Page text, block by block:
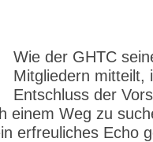
Wie der GHTC
Mitgliedern mitteilt,
Entschluss der
einem Weg zu
erfreuliches Echo